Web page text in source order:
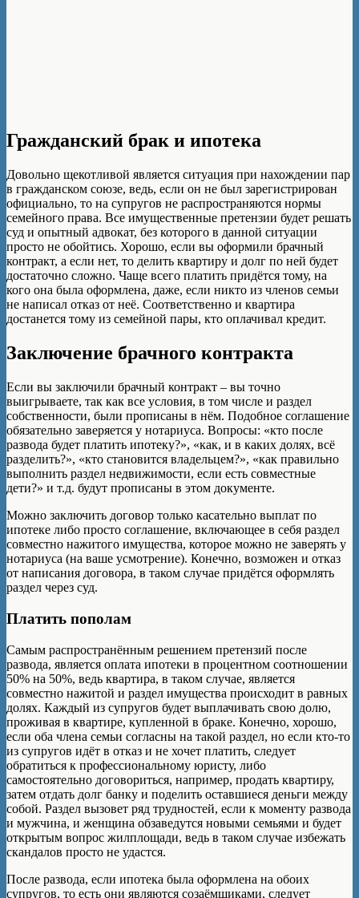
Гражданский брак и ипотека
Довольно щекотливой является ситуация при нахождении пар
в гражданском союзе, ведь, если он не был зарегистрирован
официально, то на супругов не распространяются нормы
семейного права. Все имущественные претензии будет решать
суд и опытный адвокат, без которого в данной ситуации
просто не обойтись. Хорошо, если вы оформили брачный
контракт, а если нет, то делить квартиру и долг по ней будет
достаточно сложно. Чаще всего платить придётся тому, на
кого она была оформлена, даже, если никто из членов семьи
не написал отказ от неё. Соответственно и квартира
достанется тому из семейной пары, кто оплачивал кредит.
Заключение брачного контракта
Если вы заключили брачный контракт – вы точно
выигрываете, так как все условия, в том числе и раздел
собственности, были прописаны в нём. Подобное соглашение
обязательно заверяется у нотариуса. Вопросы: «кто после
развода будет платить ипотеку?», «как, и в каких долях, всё
разделить?», «кто становится владельцем?», «как правильно
выполнить раздел недвижимости, если есть совместные
дети?» и т.д. будут прописаны в этом документе.
Можно заключить договор только касательно выплат по
ипотеке либо просто соглашение, включающее в себя раздел
совместно нажитого имущества, которое можно не заверять у
нотариуса (на ваше усмотрение). Конечно, возможен и отказ
от написания договора, в таком случае придётся оформлять
раздел через суд.
Платить пополам
Самым распространённым решением претензий после
развода, является оплата ипотеки в процентном соотношении
50% на 50%, ведь квартира, в таком случае, является
совместно нажитой и раздел имущества происходит в равных
долях. Каждый из супругов будет выплачивать свою долю,
проживая в квартире, купленной в браке. Конечно, хорошо,
если оба члена семьи согласны на такой раздел, но если кто-то
из супругов идёт в отказ и не хочет платить, следует
обратиться к профессиональному юристу, либо
самостоятельно договориться, например, продать квартиру,
затем отдать долг банку и поделить оставшиеся деньги между
собой. Раздел вызовет ряд трудностей, если к моменту развода
и мужчина, и женщина обзаведутся новыми семьями и будет
открытым вопрос жилплощади, ведь в таком случае избежать
скандалов просто не удастся.
После развода, если ипотека была оформлена на обоих
супругов, то есть они являются созаёмщиками, следует